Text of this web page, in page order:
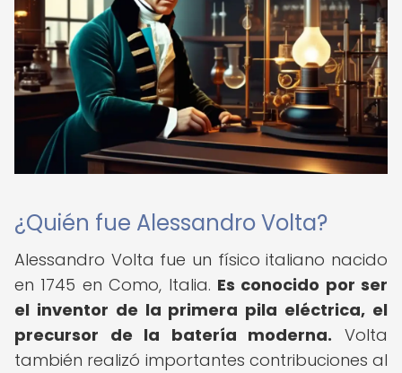
¿Quién fue Alessandro Volta?
Alessandro Volta fue un físico italiano nacido
en 1745 en Como, Italia. Es conocido por ser
el inventor de la primera pila eléctrica, el
precursor de la batería moderna. Volta
también realizó importantes contribuciones al